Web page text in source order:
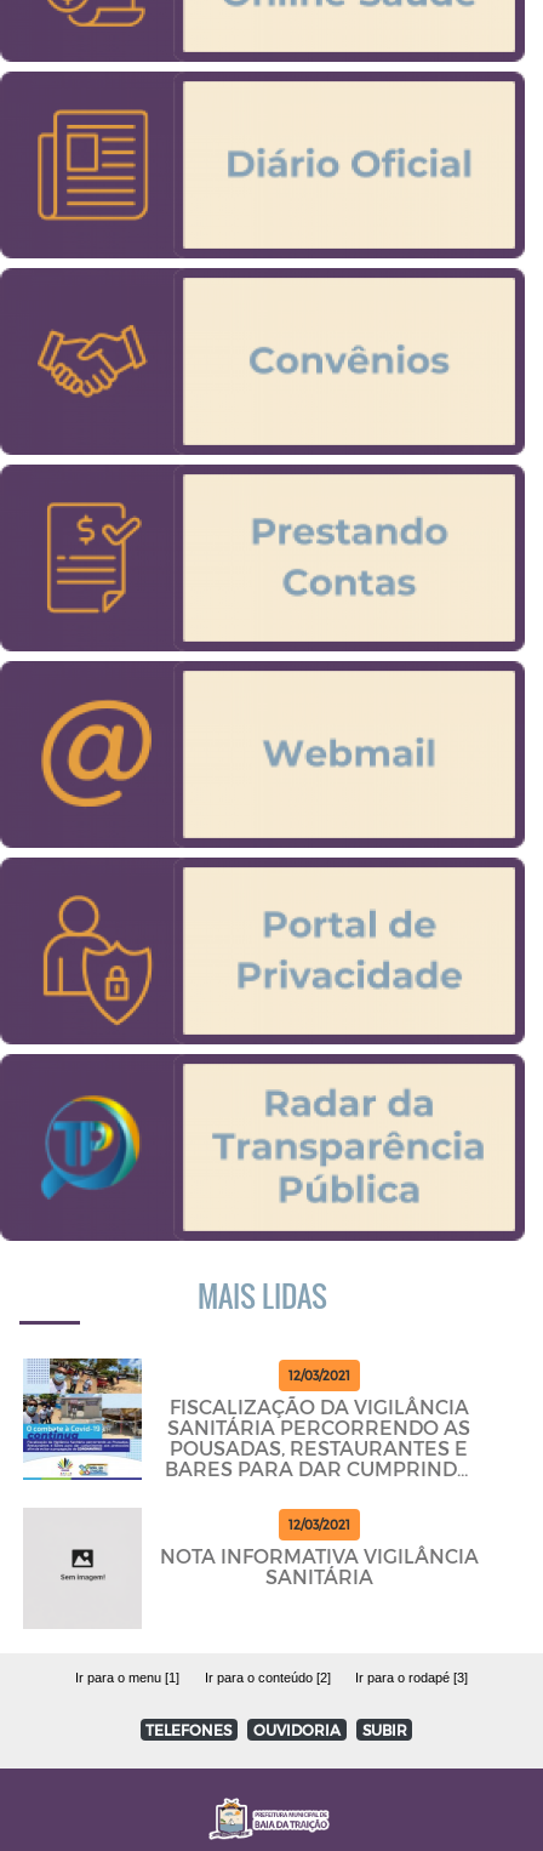
MAIS LIDAS
12/03/2021
FISCALIZAÇÃO DA VIGILÂNCIA
SANITÁRIA PERCORRENDO AS
POUSADAS, RESTAURANTES E
BARES PARA DAR CUMPRINDO
12/03/2021
NOTA INFORMATIVA VIGILÂNCIA
SANITÁRIA
Ir para o menu [1] Ir para o conteúdo [2] Ir para o rodapé [3]
TELEFONES OUVIDORIA SUBIR